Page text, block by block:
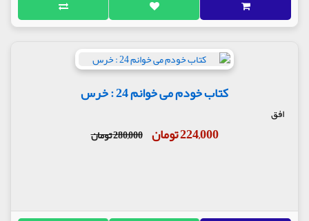
کتاب خودم می خوانم 24 : خرس
افق
224,000 تومان 280,000 تومان